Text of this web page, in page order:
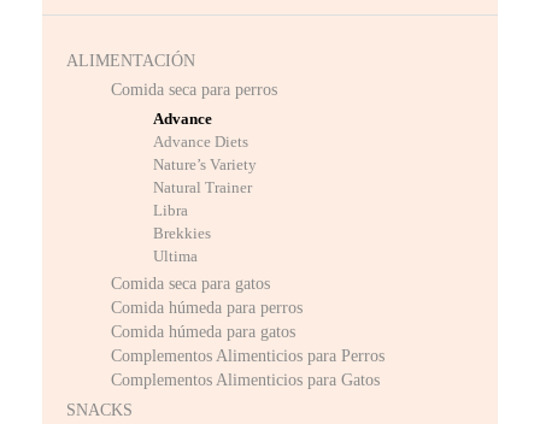
ALIMENTACIÓN
Comida seca para perros
Advance
Advance Diets
Nature’s Variety
Natural Trainer
Libra
Brekkies
Ultima
Comida seca para gatos
Comida húmeda para perros
Comida húmeda para gatos
Complementos Alimenticios para Perros
Complementos Alimenticios para Gatos
SNACKS